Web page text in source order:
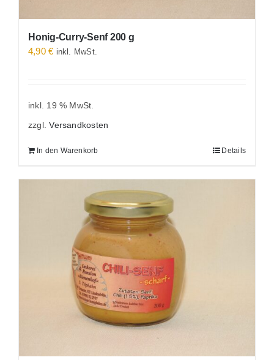
Honig-Curry-Senf 200 g
4,90€ inkl. MwSt.
inkl. 19 % MwSt.
zzgl.Versandkosten
In den Warenkorb Details